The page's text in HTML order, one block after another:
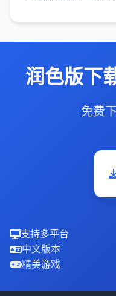
润色版下
免费
支持多平台
中文版本
精美游戏